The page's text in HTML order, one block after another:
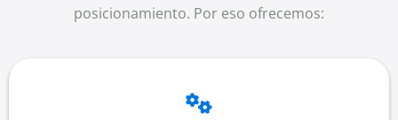
posicionamiento. Por eso ofrecemos: